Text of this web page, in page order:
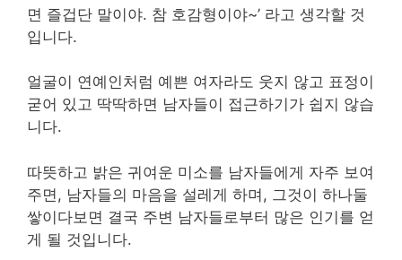
면 즐겁단 말이야. 참 호감형이야~’ 라고 생각할 것
입니다.
얼굴이 연예인처럼 예쁜 여자라도 웃지 않고 표정이
굳어 있고 딱딱하면 남자들이 접근하기가 쉽지 않습
니다.
따뜻하고 밝은 귀여운 미소를 남자들에게 자주 보여
주면, 남자들의 마음을 설레게 하며, 그것이 하나둘
쌓이다보면 결국 주변 남자들로부터 많은 인기를 얻
게 될 것입니다.